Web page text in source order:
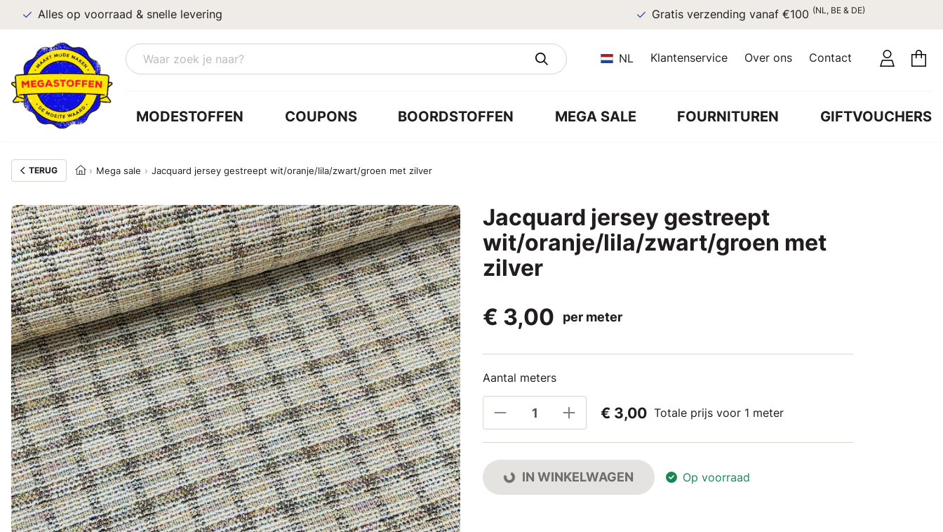
Alles op voorraad & snelle levering Gratis verzending vanaf €100 (NL, BE & DE)
NL Klantenservice Over ons Contact
MODESTOFFEN COUPONS BOORDSTOFFEN MEGA SALE FOURNITUREN GIFTVOUCHERS
TERUG Mega sale Jacquard jersey gestreept wit/oranje/lila/zwart/groen met zilver
Jacquard jersey gestreept
wit/oranje/lila/zwart/groen met
zilver
€ 3,00
per meter
Aantal meters
€ 3,00 Totale prijs voor 1 meter
IN WINKELWAGEN Op voorraad